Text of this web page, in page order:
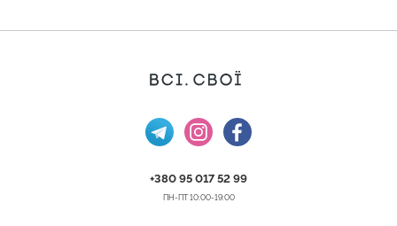
+380 95 017 52 99
ПН-ПТ 10:00-19:00